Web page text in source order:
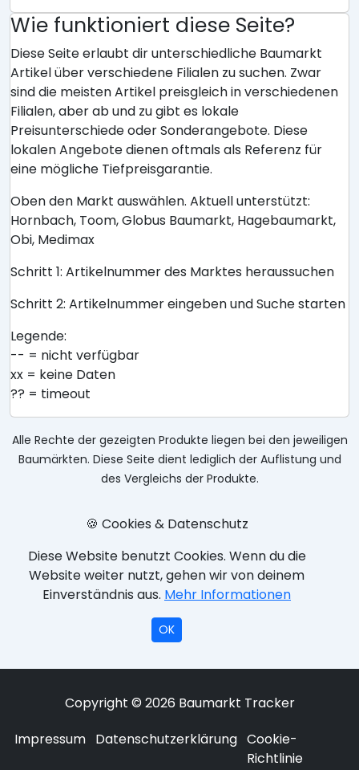
Wie funktioniert diese Seite?
Diese Seite erlaubt dir unterschiedliche Baumarkt
Artikel über verschiedene Filialen zu suchen. Zwar
sind die meisten Artikel preisgleich in verschiedenen
Filialen, aber ab und zu gibt es lokale
Preisunterschiede oder Sonderangebote. Diese
lokalen Angebote dienen oftmals als Referenz für
eine mögliche Tiefpreisgarantie.
Oben den Markt auswählen. Aktuell unterstützt:
Hornbach, Toom, Globus Baumarkt, Hagebaumarkt,
Obi, Medimax
Schritt 1: Artikelnummer des Marktes heraussuchen
Schritt 2: Artikelnummer eingeben und Suche starten
Legende:
-- = nicht verfügbar
xx = keine Daten
?? = timeout
Alle Rechte der gezeigten Produkte liegen bei den jeweiligen
Baumärkten. Diese Seite dient lediglich der Auflistung und
des Vergleichs der Produkte.
🍪 Cookies & Datenschutz
Diese Website benutzt Cookies. Wenn du die
Website weiter nutzt, gehen wir von deinem
Einverständnis aus. Mehr Informationen
OK
Copyright © 2026 Baumarkt Tracker
Impressum Datenschutzerklärung Cookie-
Richtlinie